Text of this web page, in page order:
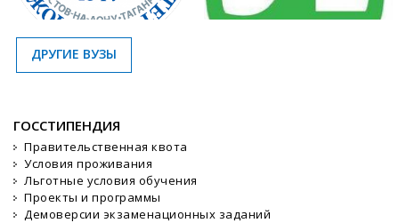
ДРУГИЕ ВУЗЫ
ГОССТИПЕНДИЯ
Правительственная квота
Условия проживания
Льготные условия обучения
Проекты и программы
Демоверсии экзаменационных заданий